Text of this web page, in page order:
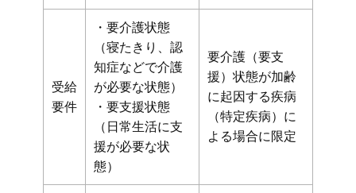
受給
要件
・要介護状態
（寝たきり、認
知症などで介護
が必要な状態）
・要支援状態
（日常生活に支
援が必要な状
態）
要介護（要支
援）状態が加齢
に起因する疾病
（特定疾病）に
よる場合に限定